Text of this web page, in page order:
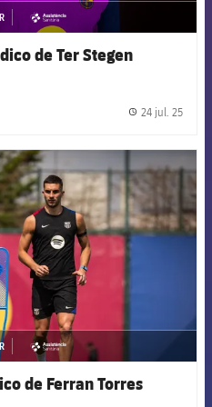
asistencia
de Ter Stegen
24 jul. 25
FCB Barcelona badge
asistencia
de Ferran Torres